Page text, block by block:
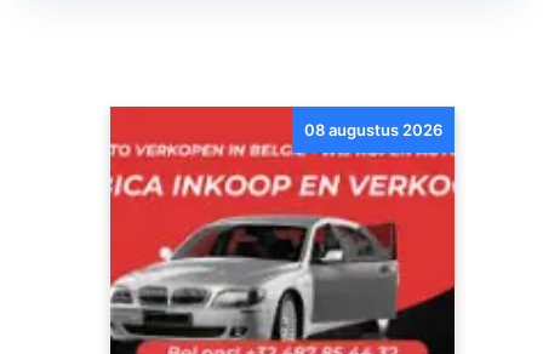
08 augustus 2026